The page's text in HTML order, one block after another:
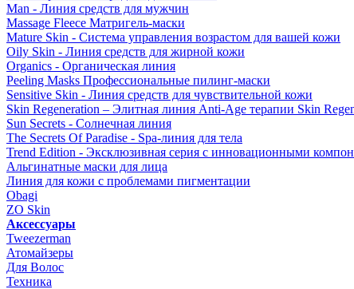
Man - Линия средств для мужчин
Massage Fleece Матригель-маски
Mature Skin - Система управления возрастом для вашей кожи
Oily Skin - Линия средств для жирной кожи
Organics - Органическая линия
Peeling Masks Профессиональные пилинг-маски
Sensitive Skin - Линия средств для чувствительной кожи
Skin Regeneration – Элитная линия Anti-Age терапии Skin
Sun Secrets - Солнечная линия
The Secrets Of Paradise - Spa-линия для тела
Trend Edition - Эксклюзивная серия с инновационными
Альгинатные маски для лица
Линия для кожи с проблемами пигментации
Obagi
ZO Skin
Aксессуары
Tweezerman
Атомайзеры
Для Волос
Техника